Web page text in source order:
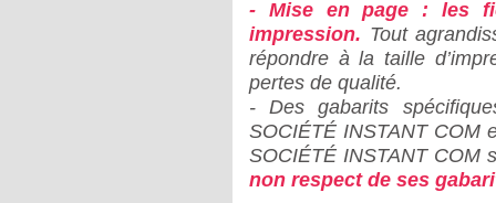
- Mise en page : les
impression. Tout
répondre à la taille
pertes de qualité.
- Des gabarits
SOCIÉTÉ INSTANT COM
SOCIÉTÉ INSTANT COM
non respect de ses